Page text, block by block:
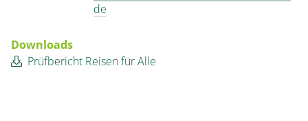
de
Downloads
Prüfbericht Reisen für Alle